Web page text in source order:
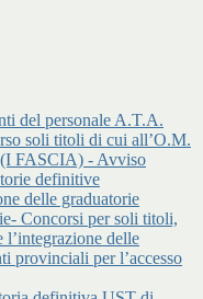
del personale A.T.A.
soli titoli di cui all’O.M.
FASCIA) - Avviso
definitive
delle graduatorie
Concorsi per soli titoli,
l’integrazione delle
provinciali per l’accesso